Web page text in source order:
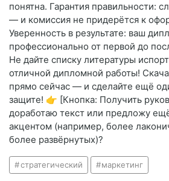
понятна. Гарантия правильности:
— и комиссия не придерётся к
Уверенность в результате: ваш
профессионально от первой до
Не дайте списку литературы
отличной дипломной работы!
прямо сейчас — и сделайте ещё
защите! 👉 [Кнопка: Получить
доработаю текст или предложу
акцентом (например, более
более развёрнутых)?
стратегический маркетинг